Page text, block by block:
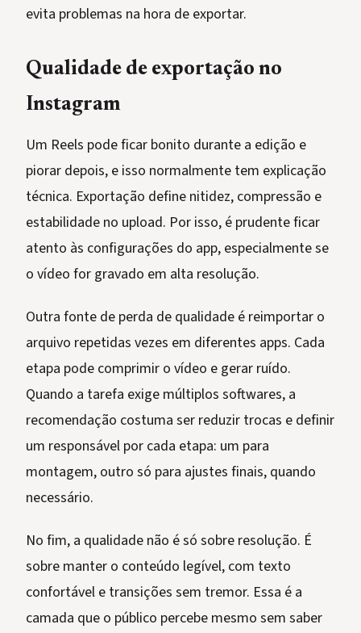
evita problemas na hora de exportar.
Qualidade de exportação no
Instagram
Um Reels pode ficar bonito durante a edição e
piorar depois, e isso normalmente tem explicação
técnica. Exportação define nitidez, compressão e
estabilidade no upload. Por isso, é prudente ficar
atento às configurações do app, especialmente se
o vídeo for gravado em alta resolução.
Outra fonte de perda de qualidade é reimportar o
arquivo repetidas vezes em diferentes apps. Cada
etapa pode comprimir o vídeo e gerar ruído.
Quando a tarefa exige múltiplos softwares, a
recomendação costuma ser reduzir trocas e definir
um responsável por cada etapa: um para
montagem, outro só para ajustes finais, quando
necessário.
No fim, a qualidade não é só sobre resolução. É
sobre manter o conteúdo legível, com texto
confortável e transições sem tremor. Essa é a
camada que o público percebe mesmo sem saber